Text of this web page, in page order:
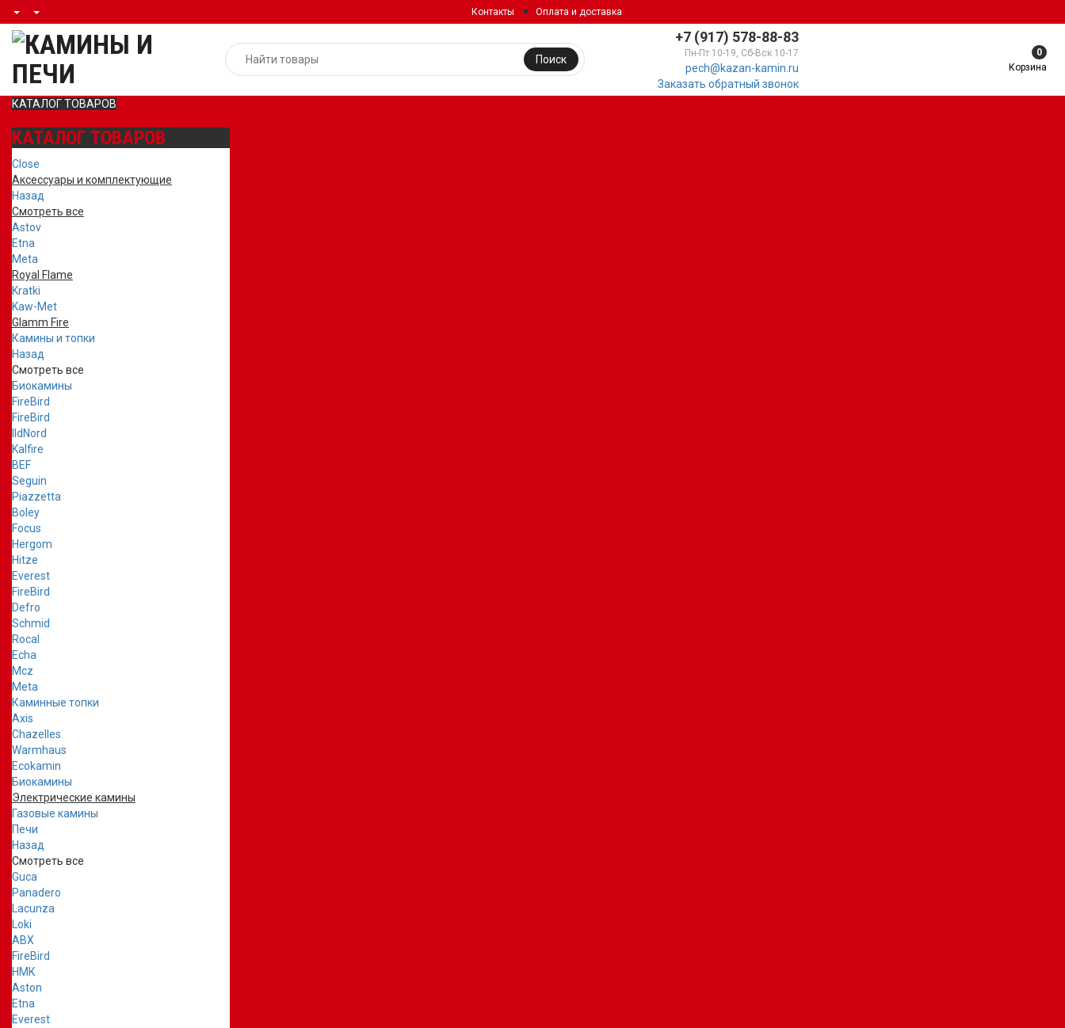
Контакты Оплата и доставка
+7 (917) 578-88-83
Пн-Пт 10-19, Сб-Вск 10-17
pech@kazan-kamin.ru
Заказать обратный звонок
Поиск
0
Корзина
КАТАЛОГ ТОВАРОВ
КАТАЛОГ ТОВАРОВ
Close
Аксессуары и комплектующие
Назад
Смотреть все
Astov
Etna
Meta
Royal Flame
Kratki
Kaw-Met
Glamm Fire
Камины и топки
Назад
Смотреть все
Биокамины
FireBird
FireBird
IldNord
Kalfire
BEF
Seguin
Piazzetta
Boley
Focus
Hergom
Hitze
Everest
FireBird
Defro
Schmid
Rocal
Echa
Mcz
Meta
Каминные топки
Axis
Chazelles
Warmhaus
Ecokamin
Биокамины
Электрические камины
Газовые камины
Печи
Назад
Смотреть все
Guca
Panadero
Lacunza
Loki
ABX
FireBird
НМК
Aston
Etna
Everest